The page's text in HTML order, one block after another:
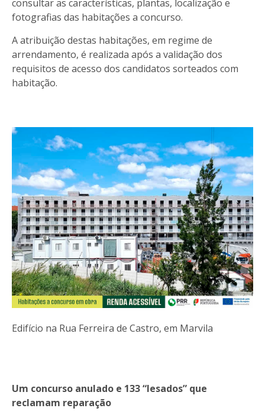
consultar as características, plantas, localização e
fotografias das habitações a concurso.
A atribuição destas habitações, em regime de
arrendamento, é realizada após a validação dos
requisitos de acesso dos candidatos sorteados com
habitação.
Edifício na Rua Ferreira de Castro, em Marvila
Um concurso anulado e 133 “lesados” que
reclamam reparação